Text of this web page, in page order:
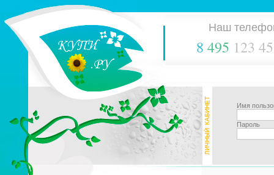
Наш
8 495 123
Имя
Пароль